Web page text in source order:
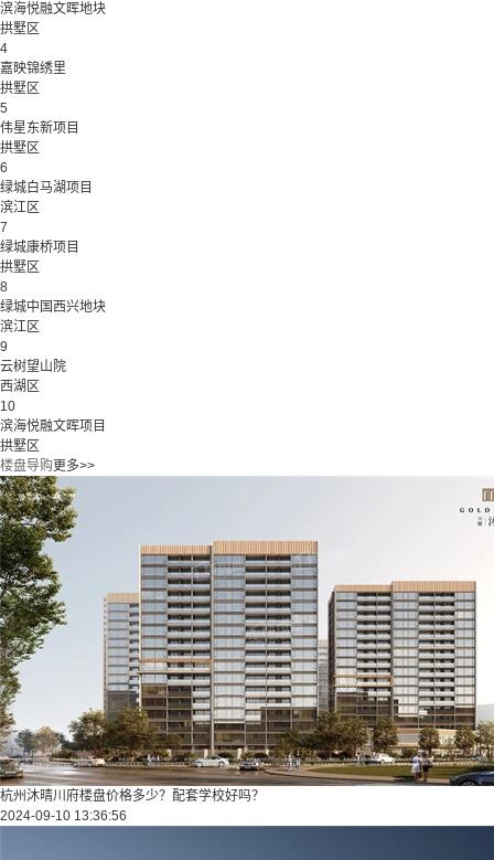
滨海悦融文晖地块
拱墅区
4
嘉映锦绣里
拱墅区
5
伟星东新项目
拱墅区
6
绿城白马湖项目
滨江区
7
绿城康桥项目
拱墅区
8
绿城中国西兴地块
滨江区
9
云树望山院
西湖区
10
滨海悦融文晖项目
拱墅区
楼盘导购更多>>
杭州沐晴川府楼盘价格多少？配套学校好吗？
2024-09-10 13:36:56